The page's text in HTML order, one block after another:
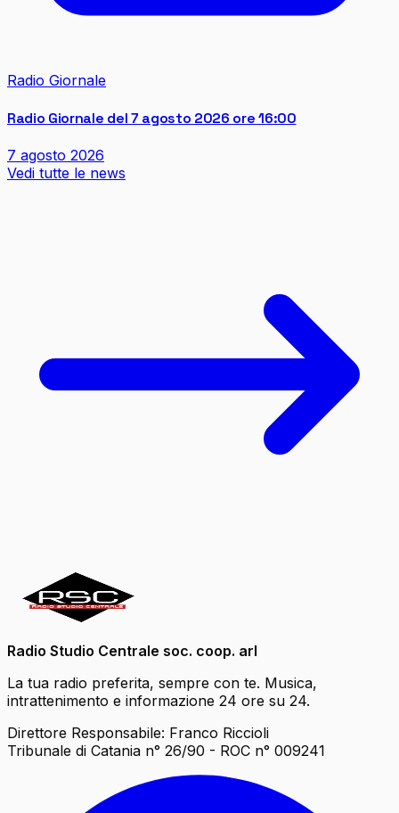
Radio Giornale
Radio Giornale del 7 agosto 2026 ore 16:00
7 agosto 2026
Vedi tutte le news
Radio Studio Centrale soc. coop. arl
La tua radio preferita, sempre con te. Musica,
intrattenimento e informazione 24 ore su 24.
Direttore Responsabile: Franco Riccioli
Tribunale di Catania n° 26/90 - ROC n° 009241